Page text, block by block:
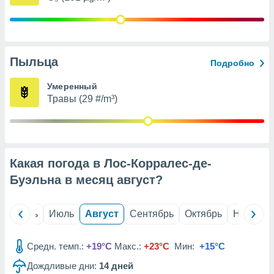
из
данных
сведения
Пыльца Подробно
Умеренный
Травы (29 #/m³)
Какая погода в Лос-Корралес-де-
Буэльна в месяц август?
Июнь Июль Август Сентябрь Октябрь Ноябрь
Средн. темп.: +19°C Макс.: +23°C Мин: +15°C
Дождливые дни: 14дней